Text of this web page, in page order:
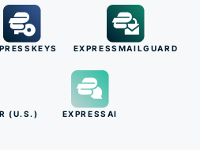
EXPRESSMAILGUARD
(U.S.) EXPRESSAI